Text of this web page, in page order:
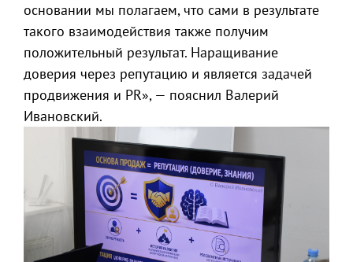
основании мы полагаем, что сами в результате
такого взаимодействия также получим
положительный результат. Наращивание
доверия через репутацию и является задачей
продвижения и PR», — пояснил Валерий
Ивановский.